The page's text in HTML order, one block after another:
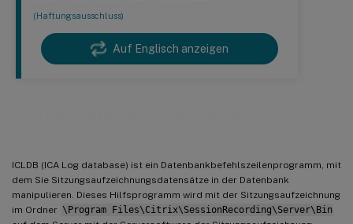
(Haftungsausschluss)
Auf Englisch anzeigen
ICLDB (ICA Log database) ist ein Datenbankbefehlszeilenprogramm, mit
dem Sie Sitzungsaufzeichnungsdatensätze in der Datenbank
manipulieren. Dieses Hilfsprogramm wird mit der Sitzungsaufzeichnung
im Ordner \Program Files\Citrix\SessionRecording\Server\Bin